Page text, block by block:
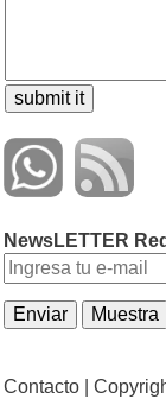
NewsLETTER
Contacto |